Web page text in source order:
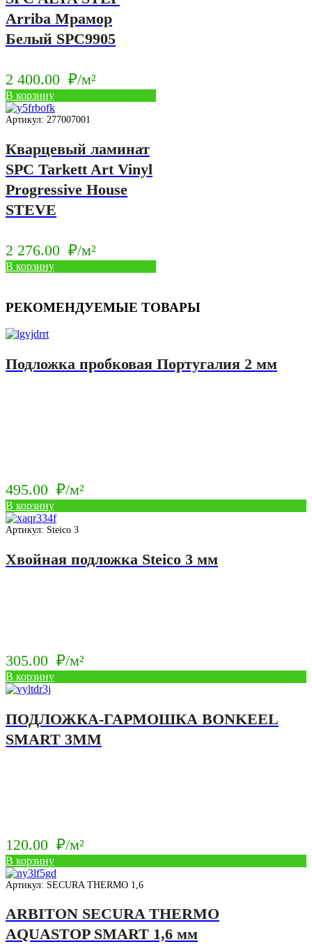
Arriba Мрамор
Белый SPC9905
2 400.00 ₽/м²
В корзину
Артикул: 277007001
Кварцевый ламинат
SPC Tarkett Art Vinyl
Progressive House
STEVE
2 276.00 ₽/м²
В корзину
РЕКОМЕНДУЕМЫЕ ТОВАРЫ
Подложка пробковая Португалия 2 мм
495.00 ₽/м²
В корзину
Артикул: Steico 3
Хвойная подложка Steico 3 мм
305.00 ₽/м²
В корзину
ПОДЛОЖКА-ГАРМОШКА BONKEEL
SMART 3ММ
120.00 ₽/м²
В корзину
Артикул: SECURA THERMO 1,6
ARBITON SECURA THERMO
AQUASTOP SMART 1,6 мм